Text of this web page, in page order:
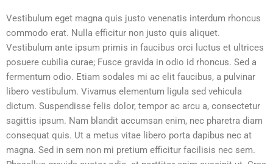
Vestibulum eget magna quis justo venenatis interdum rhoncus
commodo erat. Nulla efficitur non justo quis aliquet.
Vestibulum ante ipsum primis in faucibus orci luctus et ultrices
posuere cubilia curae; Fusce gravida in odio id rhoncus. Sed a
fermentum odio. Etiam sodales mi ac elit faucibus, a pulvinar
libero vestibulum. Vivamus elementum ligula sed vehicula
dictum. Suspendisse felis dolor, tempor ac arcu a, consectetur
sagittis ipsum. Nam blandit accumsan enim, nec pharetra diam
consequat quis. Ut a metus vitae libero porta dapibus nec at
magna. Sed in sem non mi pretium efficitur facilisis nec sem.